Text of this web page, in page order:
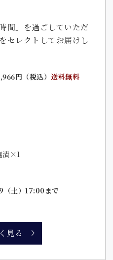
間」を過ごしていただ
セレクトしてお届けし
円（税込）送料無料
漬×1
土）17:00まで
見る